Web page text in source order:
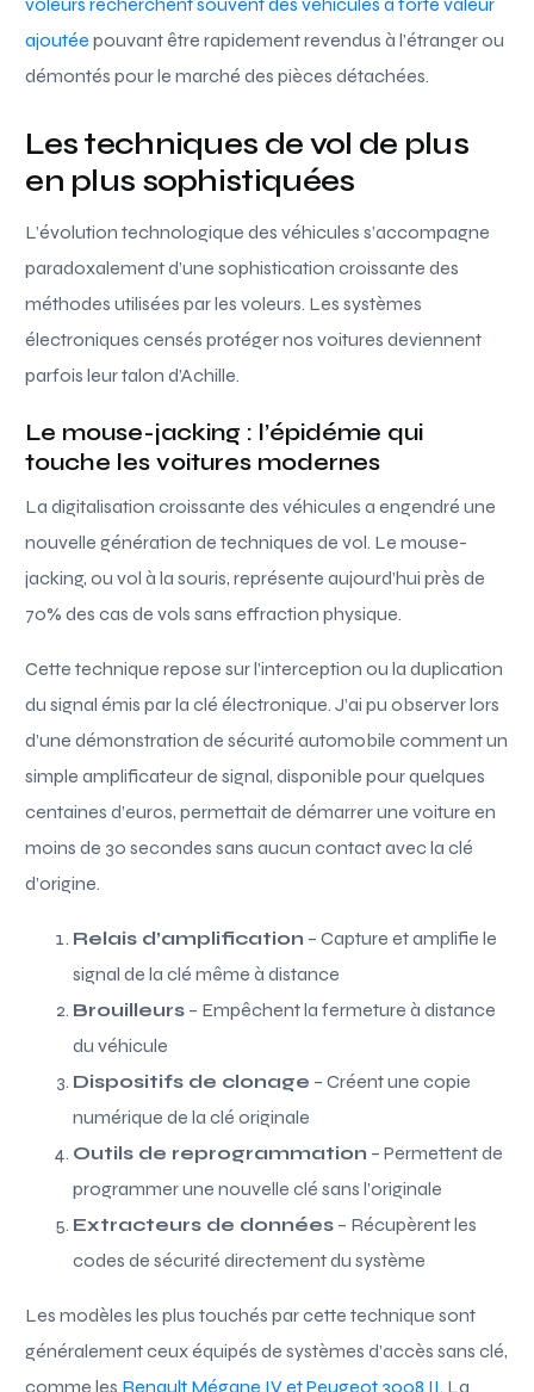
ajoutée pouvant être rapidement revendus à l’étranger ou
démontés pour le marché des pièces détachées.
Les techniques de vol de plus
en plus sophistiquées
L’évolution technologique des véhicules s’accompagne
paradoxalement d’une sophistication croissante des
méthodes utilisées par les voleurs. Les systèmes
électroniques censés protéger nos voitures deviennent
parfois leur talon d’Achille.
Le mouse-jacking : l’épidémie qui
touche les voitures modernes
La digitalisation croissante des véhicules a engendré une
nouvelle génération de techniques de vol. Le mouse-
jacking, ou vol à la souris, représente aujourd’hui près de
70% des cas de vols sans effraction physique.
Cette technique repose sur l’interception ou la duplication
du signal émis par la clé électronique. J’ai pu observer lors
d’une démonstration de sécurité automobile comment un
simple amplificateur de signal, disponible pour quelques
centaines d’euros, permettait de démarrer une voiture en
moins de 30 secondes sans aucun contact avec la clé
d’origine.
Relais d’amplification – Capture et amplifie le
signal de la clé même à distance
Brouilleurs – Empêchent la fermeture à distance
du véhicule
Dispositifs de clonage – Créent une copie
numérique de la clé originale
Outils de reprogrammation – Permettent de
programmer une nouvelle clé sans l’originale
Extracteurs de données – Récupèrent les
codes de sécurité directement du système
Les modèles les plus touchés par cette technique sont
généralement ceux équipés de systèmes d’accès sans clé,
comme les Renault Mégane IV et Peugeot 3008 II. La